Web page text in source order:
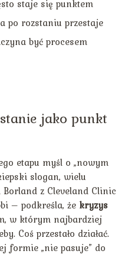
staje się punktem
po rozstaniu przestaje
być procesem
jako punkt
etapu myśl o „nowym
slogan, wielu
z Cleveland Clinic
– podkreśla, że kryzys
w którym najbardziej
Coś przestało działać.
formie „nie pasuje” do